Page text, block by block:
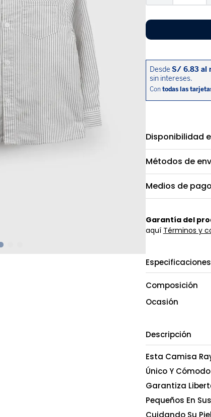
Disponibilidad
Métodos de
Medios de pago
Garantía del
aquí Términos y
Especificaciones
Composición
Ocasión
Descripción
Esta Camisa
Único Y
Garantiza
Pequeños En
Cuidando Su